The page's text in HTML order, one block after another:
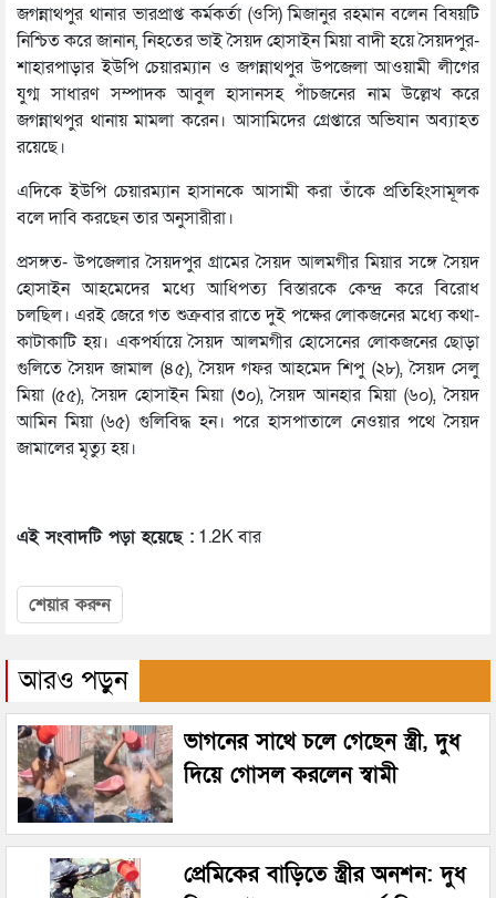
জগন্নাথপুর থানার ভারপ্রাপ্ত কর্মকর্তা (ওসি) মিজানুর রহমান বলেন বিষয়টি
নিশ্চিত করে জানান, নিহতের ভাই সৈয়দ হোসাইন মিয়া বাদী হয়ে সৈয়দপুর-
শাহারপাড়ার ইউপি চেয়ারম্যান ও জগন্নাথপুর উপজেলা আওয়ামী লীগের
যুগ্ম সাধারণ সম্পাদক আবুল হাসানসহ পাঁচজনের নাম উল্লেখ করে
জগন্নাথপুর থানায় মামলা করেন। আসামিদের গ্রেপ্তারে অভিযান অব্যাহত
রয়েছে।
এদিকে ইউপি চেয়ারম্যান হাসানকে আসামী করা তাঁকে প্রতিহিংসামূলক
বলে দাবি করছেন তার অনুসারীরা।
প্রসঙ্গত- উপজেলার সৈয়দপুর গ্রামের সৈয়দ আলমগীর মিয়ার সঙ্গে সৈয়দ
হোসাইন আহমেদের মধ্যে আধিপত্য বিস্তারকে কেন্দ্র করে বিরোধ
চলছিল। এরই জেরে গত শুক্রবার রাতে দুই পক্ষের লোকজনের মধ্যে কথা-
কাটাকাটি হয়। একপর্যায়ে সৈয়দ আলমগীর হোসেনের লোকজনের ছোড়া
গুলিতে সৈয়দ জামাল (৪৫), সৈয়দ গফর আহমেদ শিপু (২৮), সৈয়দ সেলু
মিয়া (৫৫), সৈয়দ হোসাইন মিয়া (৩০), সৈয়দ আনহার মিয়া (৬০), সৈয়দ
আমিন মিয়া (৬৫) গুলিবিদ্ধ হন। পরে হাসপাতালে নেওয়ার পথে সৈয়দ
জামালের মৃত্যু হয়।
এই সংবাদটি পড়া হয়েছে : 1.2K বার
শেয়ার করুন
আরও পড়ুন
ভাগনের সাথে চলে গেছেন স্ত্রী, দুধ
দিয়ে গোসল করলেন স্বামী
প্রেমিকের বাড়িতে স্ত্রীর অনশন: দুধ